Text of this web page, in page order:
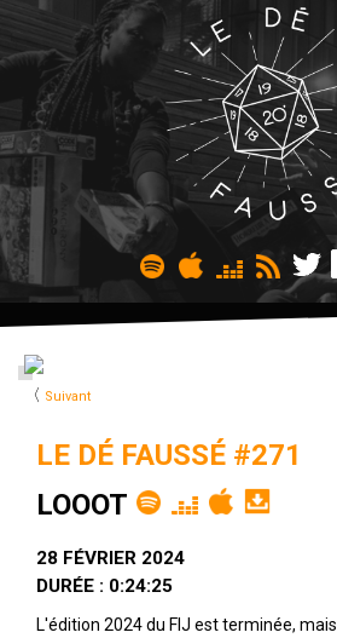
〈 Suivant
LE DÉ FAUSSÉ #271
LOOOT
28 FÉVRIER 2024
DURÉE : 0:24:25
L'édition 2024 du FIJ est terminée, mais